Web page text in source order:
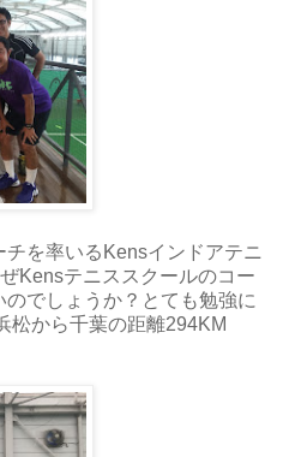
を率いるKensインドアテニ
Kensテニススクールのコー
でしょうか？とても勉強に
松から千葉の距離294KM